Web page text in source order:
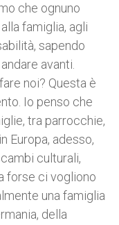
che ognuno
famiglia, agli
sapendo
avanti.
noi? Questa è
Io penso che
tra parrocchie,
Europa, adesso,
culturali,
forse ci vogliono
una famiglia
della